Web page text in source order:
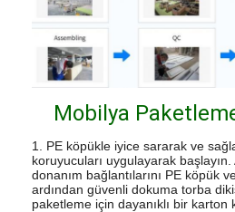
Mobilya
1. PE köpükle iyice sararak ve
koruyucuları uygulayarak
donanım bağlantılarını PE köpük
ardından güvenli dokuma torba
paketleme için dayanıklı bir karton